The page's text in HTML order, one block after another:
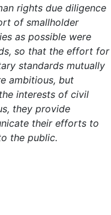
rights due diligence
of smallholder
as possible were
so that the effort for
standards mutually
ambitious, but
interests of civil
they provide
their efforts to
the public.